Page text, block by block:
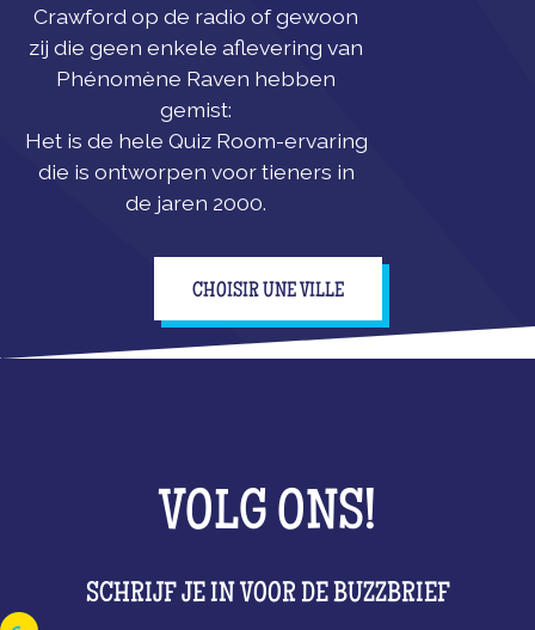
Crawford op de radio of gewoon
zij die geen enkele aflevering van
Phénomène Raven hebben
gemist:
Het is de hele Quiz Room-ervaring
die is ontworpen voor tieners in
de jaren 2000.
CHOISIR UNE VILLE
VOLG ONS!
SCHRIJF JE IN VOOR DE BUZZBRIEF